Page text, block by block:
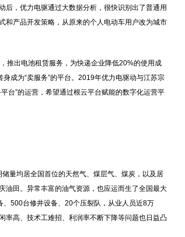
后，优力电驱通过大数据分析，很快识别出了普通用
和产品开发策略，从原来的个人电动车用户改为城市
推出电池租赁服务，为快递企业降低20%的使用成
成为“卖服务”的平台。2019年优力电驱动与江苏宗
台”的运营，希望通过根云平台赋能的数字化运营平
量均居全国首位的天然气、煤层气、煤炭，以及居
田。异常丰富的油气资源，也应运而生了全国最大
500台修井设备、20个压裂队，从业人员近8万
率高、技术工难招、利润率不断下降等问题也日益凸